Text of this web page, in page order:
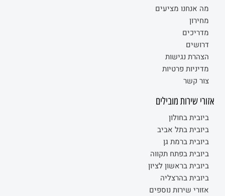
מה אנחנו מציעים
מחירון
מדריכים
דרושים
הצהרת נגישות
מדיניות פרטיות
צור קשר
אזורי שירות מובילים
ביובית בחולון
ביובית בתל אביב
ביובית ברמת גן
ביובית בפתח תקווה
ביובית בראשון לציון
ביובית בהרצליה
אזורי שירות נוספים